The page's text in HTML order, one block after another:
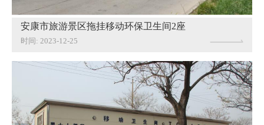
安康市旅游景区拖挂移动环保卫生间2座
时间: 2023-12-25